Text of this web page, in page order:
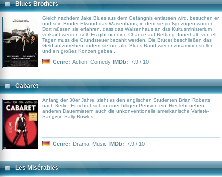
Blues Brothers
Gleich nachdem Jake Blues aus dem Gefängnis entlassen wird, besuchen er
und sein Bruder Elwood das Waisenhaus, in dem sie großgezogen wurden.
Dort müssen sie erfahren, dass das Waisenhaus an das Kultusministerium
verkauft werden soll. Es gibt nur eine Chance auf Rettung: Innerhalb von elf
Tagen muss die Grundsteuer bezahlt werden. Die Brüder beschließen das
Geld aufzutreiben, indem sie ihre alte Blues-Band wieder zusammenstellen
und ein großes Konzert geben..
Genre: Action Comedy IMDb: 7.9 / 10
Cabaret
Anfang der 30er Jahre, zieht es den englischen Studenten Brian Roberts
nach Berlin. Er richtet sich in einer billigen Pension ein. Hier lebt neben
anderen Dauermietern auch die unkonventionelle amerikanische Varieté-
Sängerin Sally Bowles...
Genre: Drama Music IMDb: 7.9 / 10
Les Misérables